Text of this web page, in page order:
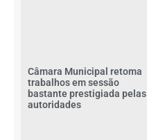
Câmara Municipal retoma
trabalhos em sessão
bastante prestigiada pelas
autoridades